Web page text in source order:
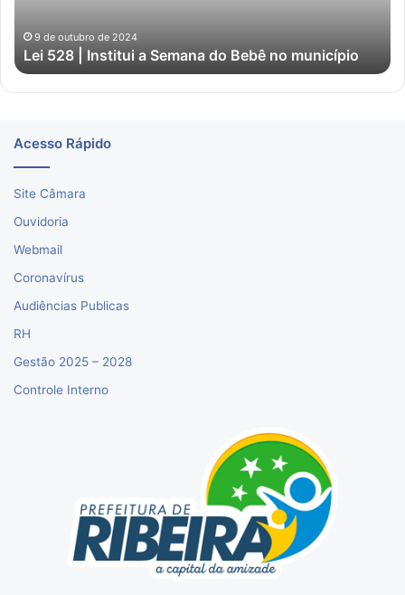
no
município
9 de outubro de 2024
Lei 528 | Institui a Semana do Bebê no município
Acesso Rápido
Site Câmara
Ouvidoria
Webmail
Coronavírus
Audiências Publicas
RH
Gestão 2025 – 2028
Controle Interno